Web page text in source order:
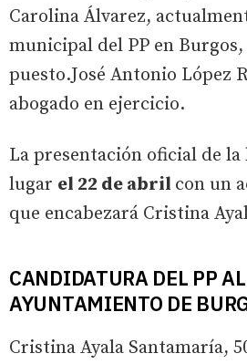
Carolina Álvarez,
municipal del PP en Burgos,
puesto.José Antonio López
abogado en ejercicio.
La presentación oficial de
lugar el 22 de abril con un
que encabezará Cristina
CANDIDATURA DEL PP AL
AYUNTAMIENTO DE
Cristina Ayala Santamaría,